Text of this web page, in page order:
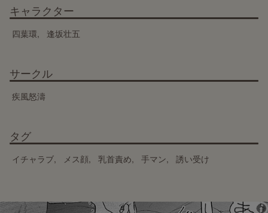
キャラクター
四葉環 逢坂壮五
サークル
疾風怒濤
タグ
イチャラブ メス顔 乳首責め 手マン 誘い受け